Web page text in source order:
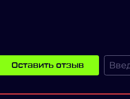
Оставить отзыв